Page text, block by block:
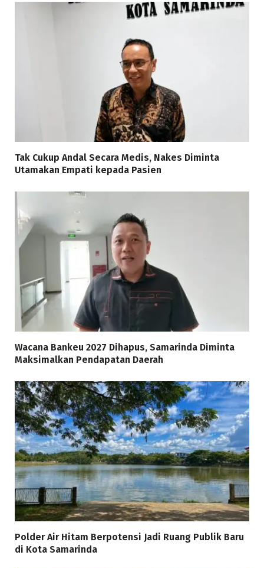
Tak Cukup Andal Secara Medis, Nakes Diminta
Utamakan Empati kepada Pasien
Wacana Bankeu 2027 Dihapus, Samarinda Diminta
Maksimalkan Pendapatan Daerah
Polder Air Hitam Berpotensi Jadi Ruang Publik Baru
di Kota Samarinda